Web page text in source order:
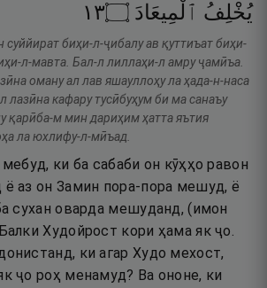
يُخْلِفُ ٱلْمِيعَادَ ۝٣١
суййират биҳи-л-ҷибалу ав қуттиъат биҳи-
л-мавта. Бал-л лиллаҳи-л амру ҷамӣъа.
оману ал лав яшауллоҳу ла ҳада-н-наса
лазӣна кафару тусӣбуҳум би ма санаъу
қарӣба-м мин дариҳим ҳатта яътия
ла юхлифу-л-мӣъад.
ки ба сабаби он кӯҳҳо равон
аз он Замин пора-пора мешуд, ё
сухан оварда мешуданд, (имон
Худойрост кори ҳама як ҷо.
ки агар Худо мехост,
ҷо роҳ менамуд? Ва ононе, ки